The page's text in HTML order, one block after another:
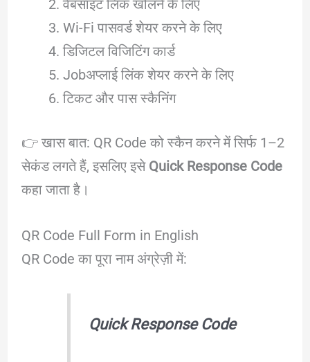
वेबसाइट लिंक खोलने के लिए
Wi-Fi पासवर्ड शेयर करने के लिए
डिजिटल विजिटिंग कार्ड
Jobअप्लाई लिंक शेयर करने के लिए
टिकट और पास स्कैनिंग
👉 खास बात: QR Code को स्कैन करने में सिर्फ 1–2
सेकंड लगते हैं, इसलिए इसे Quick Response Code
कहा जाता है।
QR Code Full Form in English
QR Code का पूरा नाम अंग्रेज़ी में:
Quick Response Code